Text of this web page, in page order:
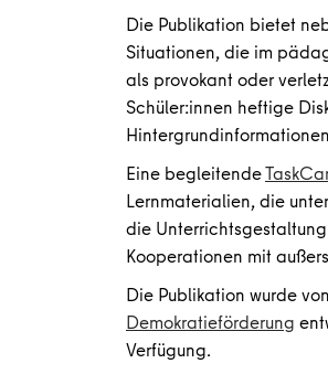
Die Publikation bietet
Situationen, die im
als provokant oder
Schüler:innen heftige
Eine begleitende
Lernmaterialien, die
die
Kooperationen mit
Die Publikation wurde
Demokratieförderung
Verfügung.